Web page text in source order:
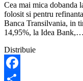
Cea mai mica dobanda
folosit si pentru
Banca Transilvania, in
14,95%, la Idea Bank,…
Distribuie
Facebook